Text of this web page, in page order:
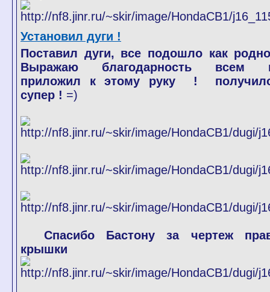
Установил дуги !
Поставил дуги, все подошло как
Выражаю благодарность всем
приложил к этому руку !
супер ! =)
Спасибо Бастону за чертеж
крышки